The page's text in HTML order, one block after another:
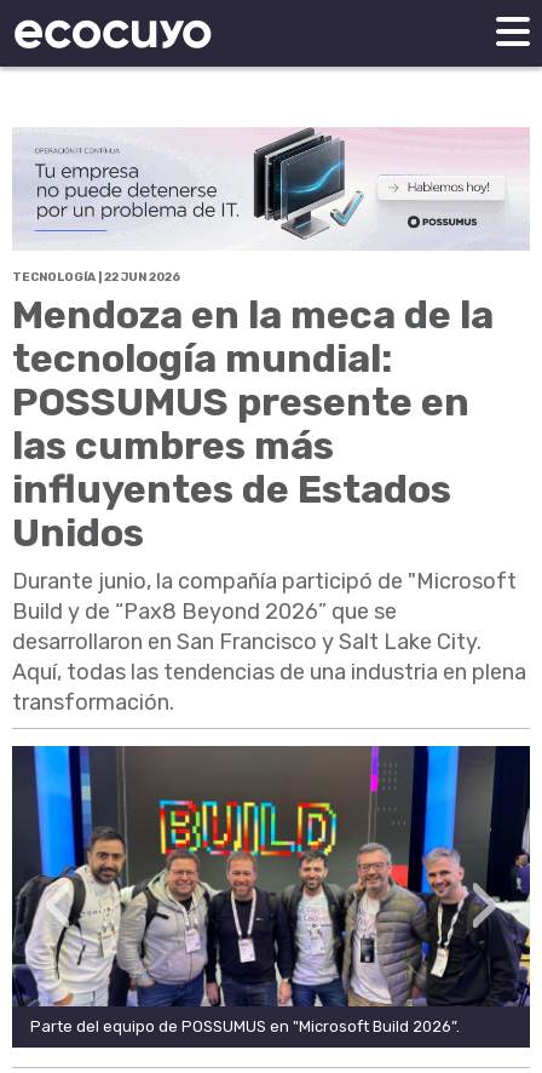
TECNOLOGÍA | 22 JUN 2026
Mendoza en la meca de la
tecnología mundial:
POSSUMUS presente en
las cumbres más
influyentes de Estados
Unidos
Durante junio, la compañía participó de "Microsoft
Build y de “Pax8 Beyond 2026” que se
desarrollaron en San Francisco y Salt Lake City.
Aquí, todas las tendencias de una industria en plena
transformación.
Parte del equipo de POSSUMUS en "Microsoft Build 2026”.
‹ ›